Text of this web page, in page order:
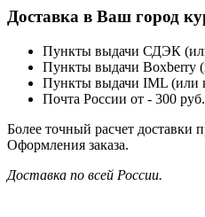
Доставка в Ваш город
Пункты выдачи СДЭК
Пункты выдачи Boxberry
Пункты выдачи IML (или
Почта России от - 300 руб.
Более точный расчет доставки
Оформления заказа.
Доставка по всей России.